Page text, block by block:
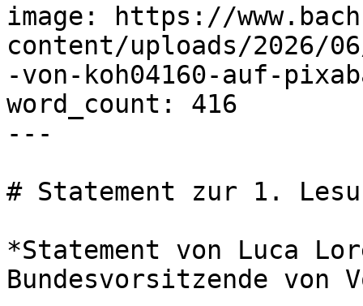
image: https://
content/uploads/2026/
-von-koh04160-auf-
word_count: 416
---
# Statement zur 1.
*Statement von Luca
Bundesvorsitzende von